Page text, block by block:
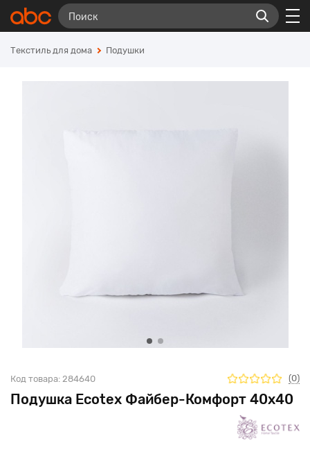
Текстиль для дома Подушки
Подушка Ecotex Файбер-Комфорт 40x40
Код товара: 284640 (0)